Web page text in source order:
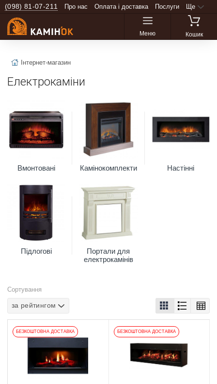
(098) 81-07-211 Про нас Оплата і доставка Послуги Ще
Меню Кошик
Інтернет-магазин
Електрокаміни
Вмонтовані Камінокомплекти Настінні
Підлогові
Портали для
електрокамінів
Сортування
за рейтингом
БЕЗКОШТОВНА ДОСТАВКА БЕЗКОШТОВНА ДОСТАВКА